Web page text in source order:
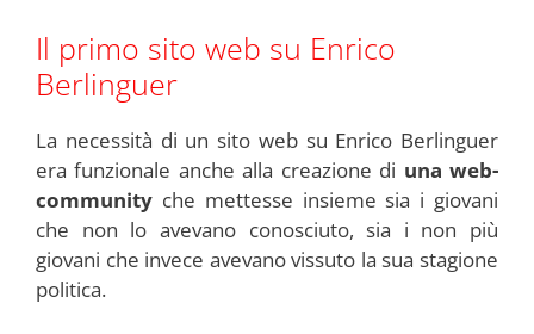
Il primo sito web su Enrico
Berlinguer
La necessità di un sito web su Enrico Berlinguer
era funzionale anche alla creazione di una web-
community che mettesse insieme sia i giovani
che non lo avevano conosciuto, sia i non più
giovani che invece avevano vissuto la sua stagione
politica.